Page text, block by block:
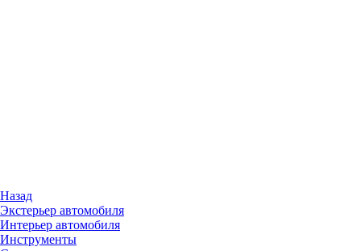
Назад
Экстерьер автомобиля
Интерьер автомобиля
Инструменты